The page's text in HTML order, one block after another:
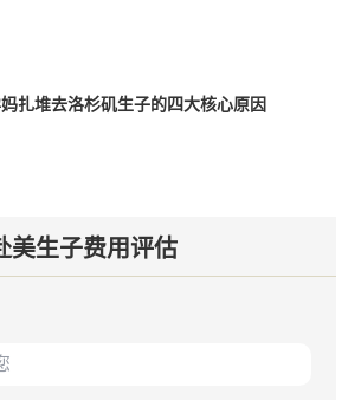
扎堆去洛杉矶生子的四大核心原因
美生子费用评估